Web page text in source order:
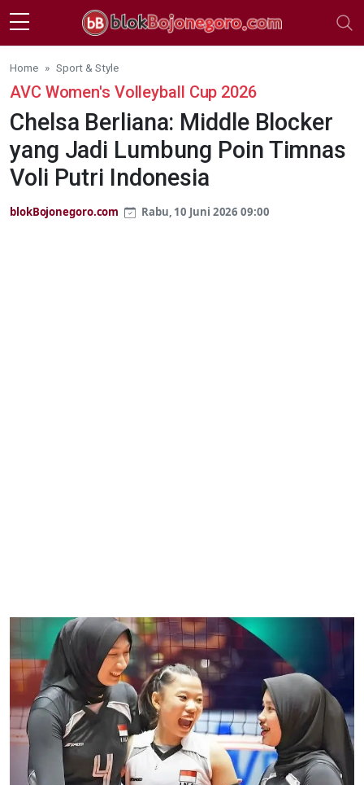
Skip to main content
Home Sport & Style
AVC Women's Volleyball Cup 2026
Chelsa Berliana: Middle Blocker
yang Jadi Lumbung Poin Timnas
Voli Putri Indonesia
blokBojonegoro.com Rabu, 10 Juni 2026 09:00